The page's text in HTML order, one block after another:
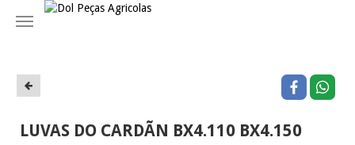
Navegação
LUVAS DO CARDÃN BX4.110 BX4.150